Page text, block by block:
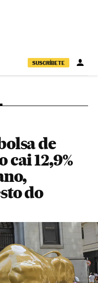
SUSCRÍBETE
de
cai 12,9%
do